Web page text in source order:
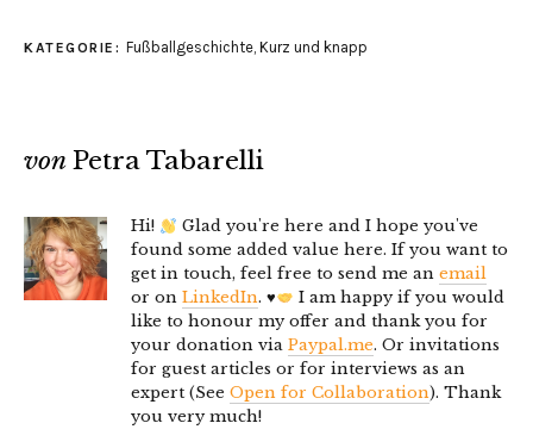
KATEGORIE: Fußballgeschichte, Kurz und knapp
von Petra Tabarelli
Hi!
Glad you're here and I hope you've
found some added value here. If you want to
get in touch, feel free to send me an email
or on LinkedIn. ♥️
I am happy if you would
like to honour my offer and thank you for
your donation via Paypal.me. Or invitations
for guest articles or for interviews as an
expert (See Open for Collaboration). Thank
you very much!